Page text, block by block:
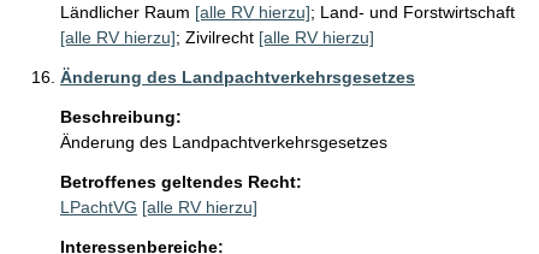
Ländlicher Raum [alle RV hierzu]; Land- und Forstwirtschaft
[alle RV hierzu]; Zivilrecht [alle RV hierzu]
Änderung des Landpachtverkehrsgesetzes
Beschreibung:
Änderung des Landpachtverkehrsgesetzes
Betroffenes geltendes Recht:
LPachtVG [alle RV hierzu]
Interessenbereiche: